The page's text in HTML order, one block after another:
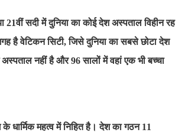
21वीं सदी में दुनिया का कोई देश अस्पताल विहीन रह
है वेटिकन सिटी, जिसे दुनिया का सबसे छोटा देश
अस्पताल नहीं है और 96 सालों में वहां एक भी बच्चा
धार्मिक महत्व में निहित है। देश का गठन 11